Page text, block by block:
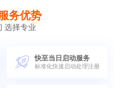
务优势
选择专业
快至当日启动服务
标准化快速启动处理注册